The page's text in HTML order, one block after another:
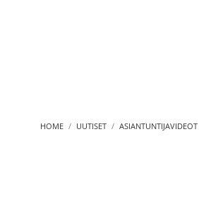
HOME UUTISET ASIANTUNTIJAVIDEOT